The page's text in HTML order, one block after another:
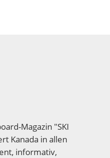
Magazin "SKI
Kanada in allen
informativ,